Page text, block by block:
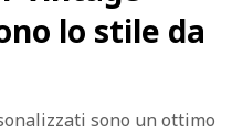
lo stile da
sono un ottimo